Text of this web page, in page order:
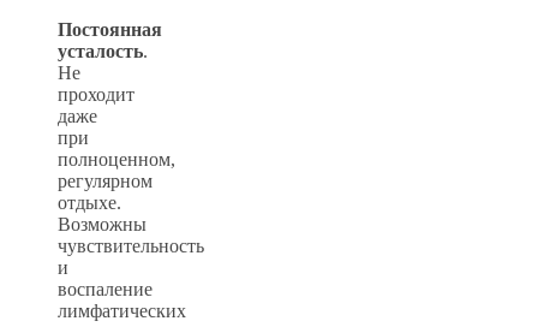
Постоянная
усталость.
Не
проходит
даже
при
полноценном,
регулярном
отдыхе.
Возможны
чувствительность
и
воспаление
лимфатических